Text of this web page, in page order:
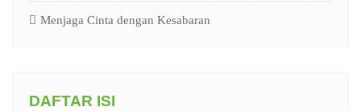
Menjaga Cinta dengan Kesabaran
DAFTAR ISI